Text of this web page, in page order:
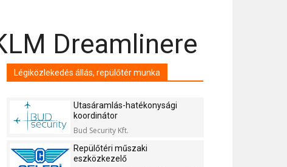
Dreamlinere
Légiközlekedés állás, repülőtér munka
Utasáramlás-hatékonysági
koordinátor
Bud Security Kft.
Repülőtéri műszaki
eszközkezelő